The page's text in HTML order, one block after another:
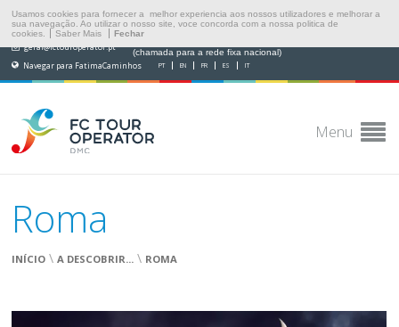
Usamos cookies para fornecer a melhor experiencia aos nossos utilizadores e melhorar a
sua navegação. Ao utilizar o nosso site, voce concorda com a nossa politica de
cookies.
Saber Mais Fechar
geral@fctouroperator.pt (chamada para a rede fixa nacional)
Navegar para FatimaCaminhos PT EN FR ES IT
Menu
Roma
INÍCIO \ A DESCOBRIR... \ ROMA